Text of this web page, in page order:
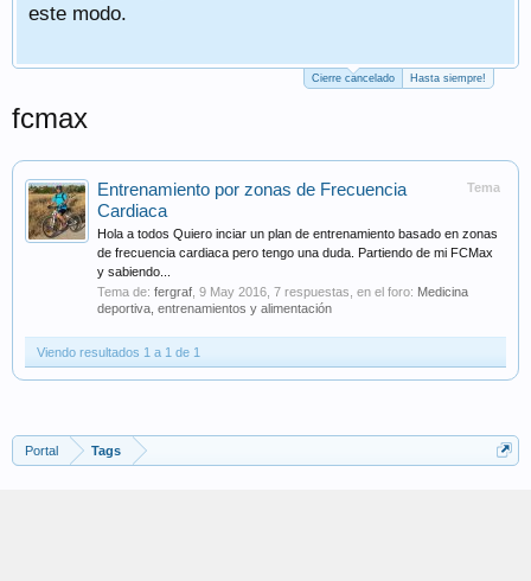
este modo.
Cierre cancelado Hasta siempre!
fcmax
Tema
Entrenamiento por zonas de Frecuencia
Cardiaca
Hola a todos Quiero inciar un plan de entrenamiento basado en zonas
de frecuencia cardiaca pero tengo una duda. Partiendo de mi FCMax
y sabiendo...
Tema de: fergraf 9 May 2016 , 7 respuestas, en el foro: Medicina
deportiva, entrenamientos y alimentación
Viendo resultados 1 a 1 de 1
Portal Tags